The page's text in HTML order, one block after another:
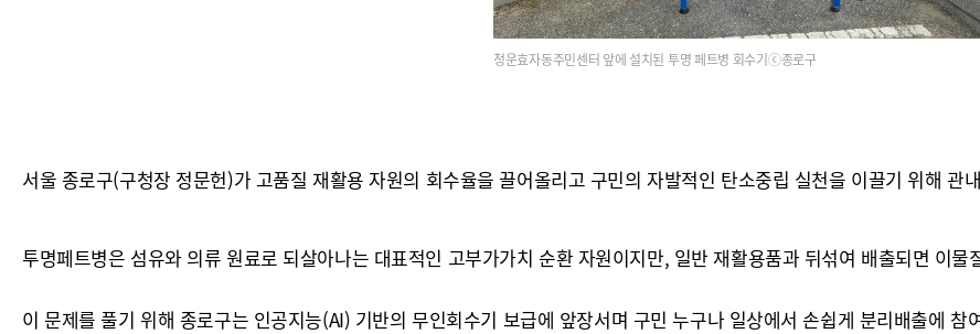
청운효자동주민센터 앞에 설치된 투명 페트병 회수기ⓒ종로구
서울 종로구(구청장 정문헌)가 고품질 재활용 자원의 회수율을 끌어올리고 구민의 자발적인 탄소중립 실천을 이끌기 위해
투명페트병은 섬유와 의류 원료로 되살아나는 대표적인 고부가가치 순환 자원이지만, 일반 재활용품과 뒤섞여 배출되면 이
이 문제를 풀기 위해 종로구는 인공지능(AI) 기반의 무인회수기 보급에 앞장서며 구민 누구나 일상에서 손쉽게 분리배출에 참